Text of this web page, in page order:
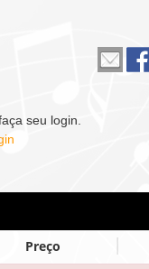
seu login.
Preço